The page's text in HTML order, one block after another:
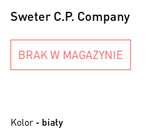
end
images
gallery
the
images
Sweter C.P. Company
BRAK W MAGAZYNIE
Kolor - biały